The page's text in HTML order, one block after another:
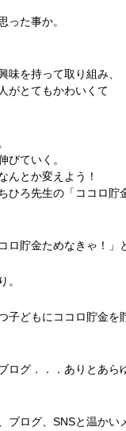
った事か。
を持って取り組み、
がとてもかわいくて
びていく。
んとか変えよう！
ひろ先生の「ココロ貯
ロ貯金ためなきゃ！」
。
子どもにココロ貯金を
ログ．．．ありとあら
ブログ、SNSと温かい